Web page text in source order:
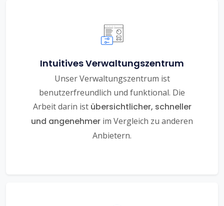
Intuitives Verwaltungszentrum
Unser Verwaltungszentrum ist
benutzerfreundlich und funktional. Die
Arbeit darin ist übersichtlicher, schneller
und angenehmer im Vergleich zu anderen
Anbietern.